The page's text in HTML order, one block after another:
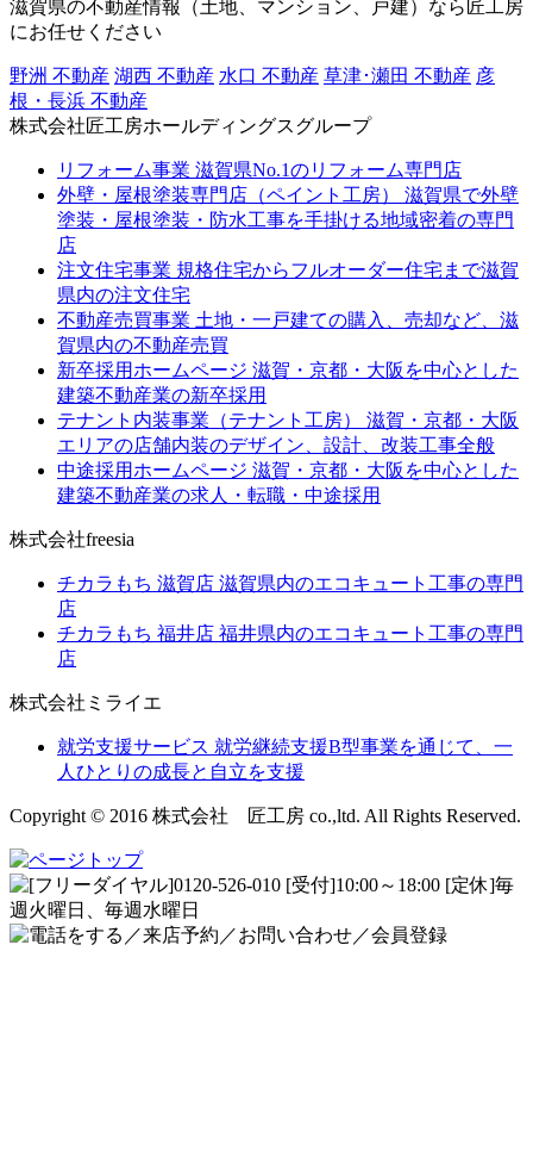
滋賀県の不動産情報（土地、マンション、戸建）なら匠工房
にお任せください
野洲 不動産 湖西 不動産 水口 不動産 草津･瀬田 不動産 彦
根・長浜 不動産
株式会社匠工房ホールディングスグループ
リフォーム事業 滋賀県No.1のリフォーム専門店
外壁・屋根塗装専門店（ペイント工房）
滋賀県で外壁
塗装・屋根塗装・防水工事を手掛ける地域密着の専門
店
注文住宅事業 規格住宅からフルオーダー住宅まで滋賀
県内の注文住宅
不動産売買事業 土地・一戸建ての購入、売却など、滋
賀県内の不動産売買
新卒採用ホームページ 滋賀・京都・大阪を中心とした
建築不動産業の新卒採用
テナント内装事業（テナント工房）
滋賀・京都・大阪
エリアの店舗内装のデザイン、設計、改装工事全般
中途採用ホームページ 滋賀・京都・大阪を中心とした
建築不動産業の求人・転職・中途採用
株式会社freesia
チカラもち 滋賀店 滋賀県内のエコキュート工事の専門
店
チカラもち 福井店 福井県内のエコキュート工事の専門
店
株式会社ミライエ
就労支援サービス 就労継続支援B型事業を通じて、一
人ひとりの成長と自立を支援
Copyright © 2016 株式会社 匠工房 co.,ltd. All Rights Reserved.